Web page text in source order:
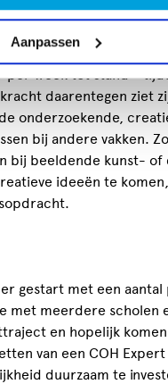
Aanpassen
als het verbreden van je
die je in je
per week tot stand -
daarentegen ziet
onderzoekende,
bij andere vakken.
bij beeldende kunst- of
ideeën te
gestart met een aantal
met meerdere scholen
en hopelijk
van een COH Expert
duurzaam te